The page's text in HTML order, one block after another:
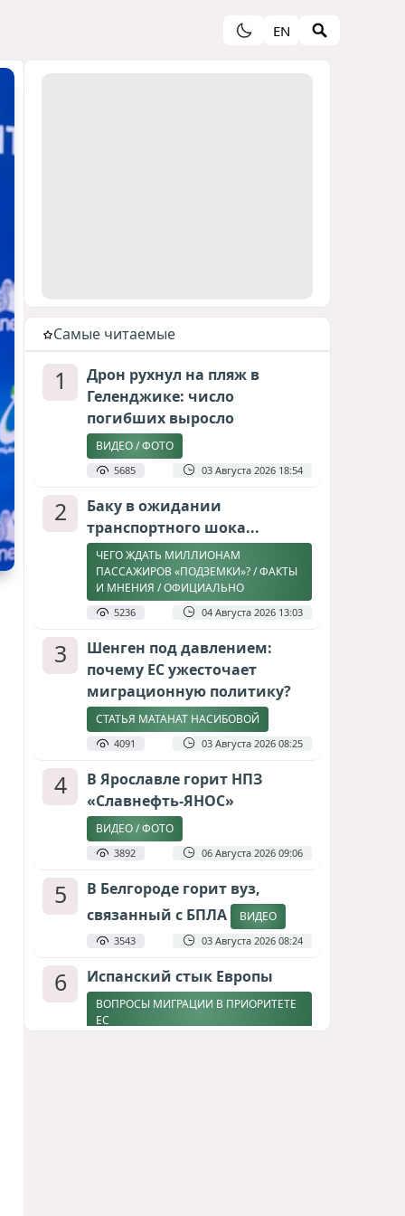
EN
Cамые читаемые
1
Дрон рухнул на пляж в
Геленджике: число
погибших выросло
ВИДЕО / ФОТО
5685 03 Августа 2026 18:54
2
Баку в ожидании
транспортного шока...
ЧЕГО ЖДАТЬ МИЛЛИОНАМ
ПАССАЖИРОВ «ПОДЗЕМКИ»? / ФАКТЫ
И МНЕНИЯ / ОФИЦИАЛЬНО
5236 04 Августа 2026 13:03
3
Шенген под давлением:
почему ЕС ужесточает
миграционную политику?
СТАТЬЯ МАТАНАТ НАСИБОВОЙ
4091 03 Августа 2026 08:25
4
В Ярославле горит НПЗ
«Славнефть-ЯНОС»
ВИДЕО / ФОТО
3892 06 Августа 2026 09:06
5
В Белгороде горит вуз,
связанный с БПЛА
ВИДЕО
3543 03 Августа 2026 08:24
6 Испанский стык Европы
ВОПРОСЫ МИГРАЦИИ В ПРИОРИТЕТЕ
ЕС